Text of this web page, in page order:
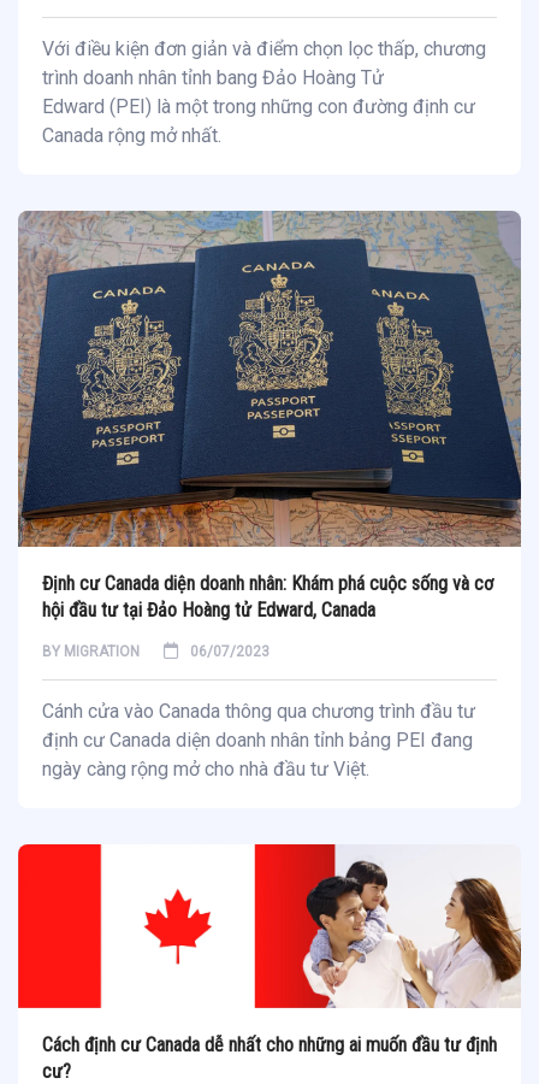
Với điều kiện đơn giản và điểm chọn lọc thấp, chương
trình doanh nhân tỉnh bang Đảo Hoàng Tử
Edward (PEI) là một trong những con đường định cư
Canada rộng mở nhất.
Định cư Canada diện doanh nhân: Khám phá cuộc sống và cơ
hội đầu tư tại Đảo Hoàng tử Edward, Canada
BY MIGRATION 06/07/2023
Cánh cửa vào Canada thông qua chương trình đầu tư
định cư Canada diện doanh nhân tỉnh bảng PEI đang
ngày càng rộng mở cho nhà đầu tư Việt.
Cách định cư Canada dễ nhất cho những ai muốn đầu tư định
cư?